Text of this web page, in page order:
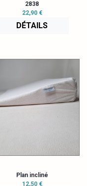
2838
22,90 €
DÉTAILS
Plan incliné
12,50 €